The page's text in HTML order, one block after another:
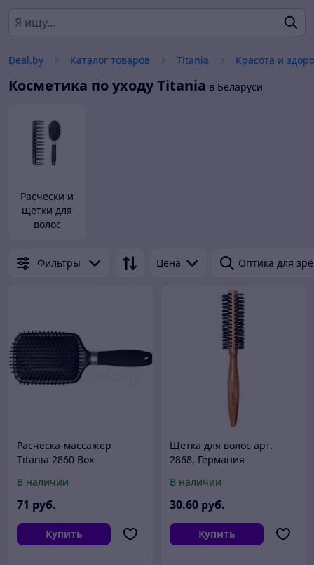
Deal.by Каталог товаров Titania Красота и
Косметика по уходуTitania в Беларуси
Расчески и
щетки для
волос
Фильтры Цена Оптика для
Расческа-массажер
Titania 2860 Box
В наличии
71 руб.
Купить
Щетка для волос арт.
2868, Германия
В наличии
30.60 руб.
Купить